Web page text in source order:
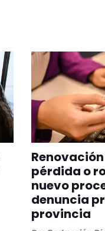
pérdida o
nuevo
denuncia
provincia